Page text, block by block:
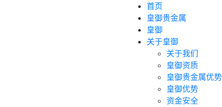
首页
皇御贵金属
皇御
关于皇御
关于我们
皇御资质
皇御贵金属优势
皇御优势
资金安全